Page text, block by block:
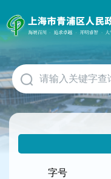
障
碍
作
说
明
跳
到
网
字号